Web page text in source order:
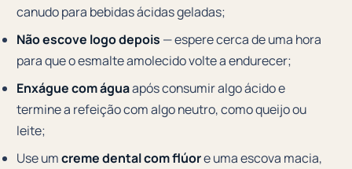
canudo para bebidas ácidas geladas;
Não escove logo depois — espere cerca de uma hora
para que o esmalte amolecido volte a endurecer;
Enxágue com águaapós consumir algo ácido e
termine a refeição com algo neutro, como queijo ou
leite;
Use umcreme dental com flúore uma escova macia,